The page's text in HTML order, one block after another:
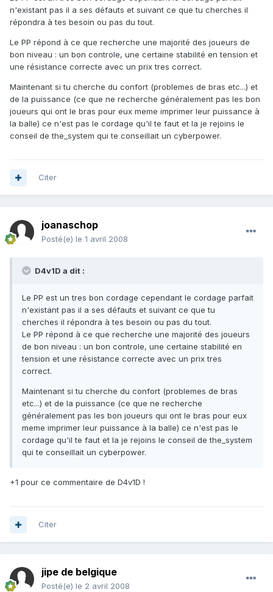
n'existant pas il a ses défauts et suivant ce que tu cherches il
répondra à tes besoin ou pas du tout.
Le PP répond à ce que recherche une majorité des joueurs de
bon niveau : un bon controle, une certaine stabilité en tension et
une résistance correcte avec un prix tres correct.
Maintenant si tu cherche du confort (problemes de bras etc...) et
de la puissance (ce que ne recherche généralement pas les bon
joueurs qui ont le bras pour eux meme imprimer leur puissance à
la balle) ce n'est pas le cordage qu'il te faut et la je rejoins le
conseil de the_system qui te conseillait un cyberpower.
Citer
joanaschop
Posté(e) le 1 avril 2008
D4v1D a dit :
Le PP est un tres bon cordage cependant le cordage parfait
n'existant pas il a ses défauts et suivant ce que tu
cherches il répondra à tes besoin ou pas du tout.
Le PP répond à ce que recherche une majorité des joueurs
de bon niveau : un bon controle, une certaine stabilité en
tension et une résistance correcte avec un prix tres
correct.
Maintenant si tu cherche du confort (problemes de bras
etc...) et de la puissance (ce que ne recherche
généralement pas les bon joueurs qui ont le bras pour eux
meme imprimer leur puissance à la balle) ce n'est pas le
cordage qu'il te faut et la je rejoins le conseil de the_system
qui te conseillait un cyberpower.
+1 pour ce commentaire de D4v1D !
Citer
jipe de belgique
Posté(e) le 2 avril 2008